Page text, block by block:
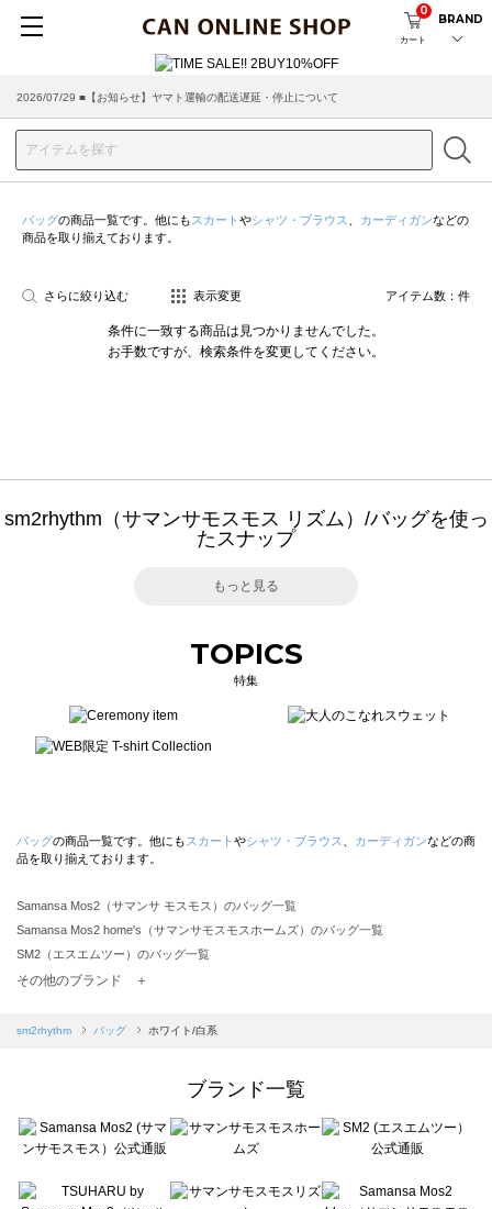
カート
0
BRAND
2026/07/29 ■【お知らせ】ヤマト運輸の配送遅延・停止について
バッグの商品一覧です。他にも スカート やシャツ・ブラウス カーディガンなどの
商品を取り揃えております。
さらに絞り込む 表示変更 アイテム数： 件
条件に一致する商品は見つかりませんでした。
お手数ですが、検索条件を変更してください。
sm2rhythm（サマンサモスモス リズム）/バッグを使っ
たスナップ
もっと見る
TOPICS
特集
バッグの商品一覧です。他にも スカート やシャツ・ブラウス カーディガンなどの商
品を取り揃えております。
Samansa Mos2（サマンサ モスモス）のバッグ一覧
Samansa Mos2 home's（サマンサモスモスホームズ）のバッグ一覧
SM2（エスエムツー）のバッグ一覧
TSUHARU by Samansa Mos2（ツハルバイサマンサモスモス）のバッグ一覧
Samansa Mos2 blue（サマンサモスモス ブルー）のバッグ一覧
sō4ū（ソウフォーユー）のバッグ一覧
Te chichi（テチチ）のバッグ一覧
Te chichi CLASSIC（テチチ クラシック）のバッグ一覧
Lugnoncure（ルノンキュール）のバッグ一覧
その他のブランド ＋
sm2rhythm バッグ ホワイト/白系
ブランド一覧